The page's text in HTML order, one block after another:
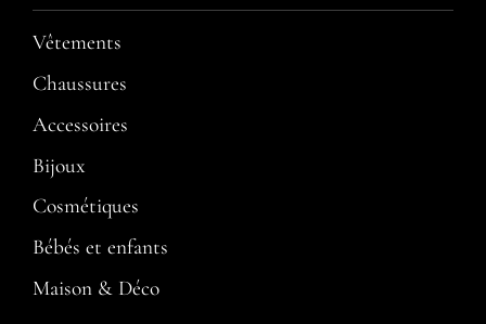
Vêtements
Chaussures
Accessoires
Bijoux
Cosmétiques
Bébés et enfants
Maison & Déco